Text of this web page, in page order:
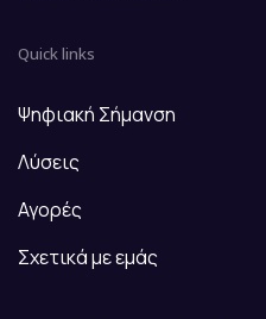
Quick links
Ψηφιακή Σήμανση
Λύσεις
Αγορές
Σχετικά με εμάς